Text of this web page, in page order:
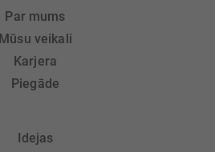
Par mums
Mūsu veikali
Karjera
Piegāde
Idejas